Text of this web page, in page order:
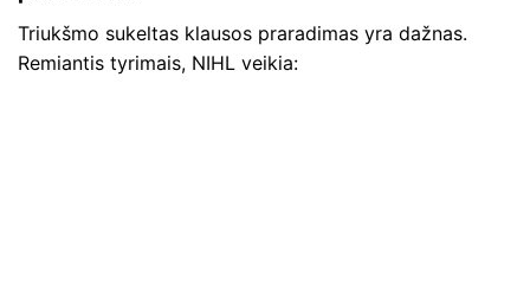
Triukšmo sukeltas klausos praradimas yra dažnas.
Remiantis tyrimais, NIHL veikia: